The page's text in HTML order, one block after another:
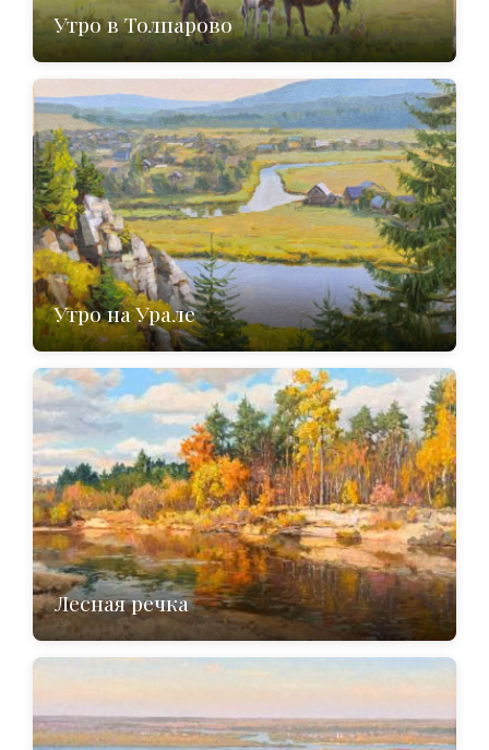
Утро в Толпарово
Утро на Урале
Лесная речка